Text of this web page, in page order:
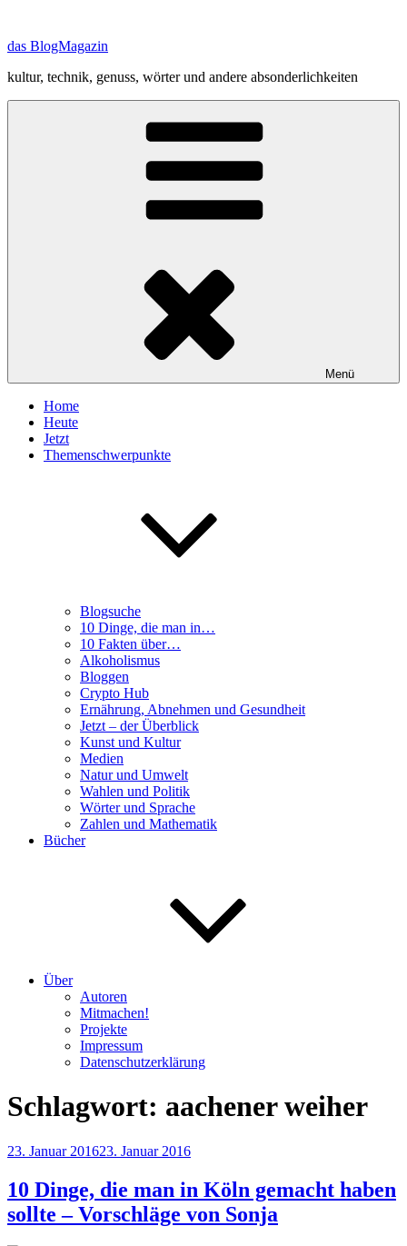
springen
das BlogMagazin
kultur, technik, genuss, wörter und andere absonderlichkeiten
Menü
Home
Heute
Jetzt
Themenschwerpunkte
Blogsuche
10 Dinge, die man in…
10 Fakten über…
Alkoholismus
Bloggen
Crypto Hub
Ernährung, Abnehmen und Gesundheit
Jetzt – der Überblick
Kunst und Kultur
Medien
Natur und Umwelt
Wahlen und Politik
Wörter und Sprache
Zahlen und Mathematik
Bücher
Über
Autoren
Mitmachen!
Projekte
Impressum
Datenschutzerklärung
Schlagwort: aachener weiher
Veröffentlicht
23. Januar 201623. Januar 2016
10 Dinge, die man in Köln gemacht haben
sollte – Vorschläge von Sonja